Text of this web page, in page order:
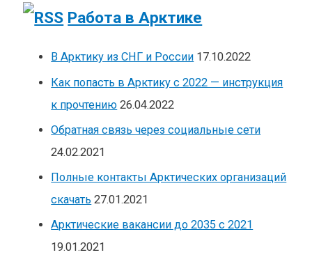
Работа в Арктике
В Арктику из СНГ и России 17.10.2022
Как попасть в Арктику с 2022 — инструкция
к прочтению 26.04.2022
Обратная связь через социальные сети
24.02.2021
Полные контакты Арктических организаций
скачать 27.01.2021
Арктические вакансии до 2035 с 2021
19.01.2021